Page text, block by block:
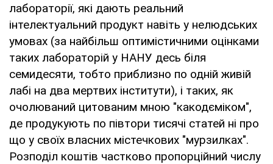
лабораторії, які дають реальний
інтелектуальний продукт навіть у нелюдських
умовах (за найбільш оптимістичними оцінками
таких лабораторій у НАНУ десь біля
семидесяти, тобто приблизно по одній живій
лабі на два мертвих інститути), і таких, як
очолюваний цитованим мною "какодєміком",
де продукують по півтори тисячі статей ні про
що у своїх власних містечкових "мурзилках".
Розподіл коштів частково пропорційний числу